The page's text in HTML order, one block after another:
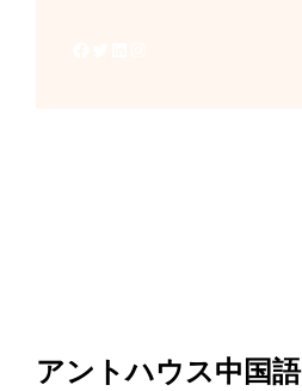
アントハウス中国語